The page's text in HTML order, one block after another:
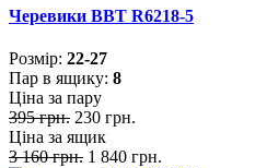
Черевики BBT R6218-5
Розмiр: 22-27
Пар в ящику: 8
Ціна за пару
395 грн. 230 грн.
Ціна за ящик
3 160 грн. 1 840 грн.